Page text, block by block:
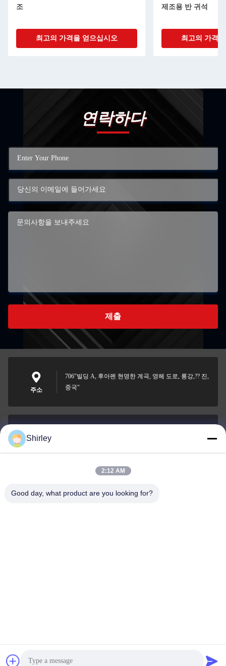
최고의 가격을 얻으십시오
조
최고의 가격을 얻으십시오
제조용 반 귀석
최고의 가격
연락하다
제출
주소
706"빌딩 A, 후아펜 현명한 계곡, 영헤 도로, 롱강,?? 진,
중국"
0086-18148506772
Shenzhen Jane Cheng Development Co., Limited
Shirley
2:12 AM
Good day, what product are you looking for?